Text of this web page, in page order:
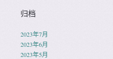
归档
2023年7月
2023年6月
2023年5月